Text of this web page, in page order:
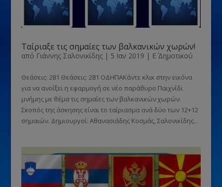
Ταίριαξε τις σημαίες των βαλκανικών χωρών!
από Γιάννης Σαλονικίδης| 5 Ιαν 2019 | Ε΄ Δημοτικού
Θεάσεις: 281 Θεάσεις: 281 ΟΔΗΓΙΑΚάντε κλικ στην εικόνα
για να ανοίξει η εφαρμογή σε νέο παράθυρο Παιχνίδι
μνήμης με θέμα τις σημαίες των βαλκανικών χωρών.
Σκοπός της άσκησης είναι το ταίριασμα ανά δύο των 12+12
σημαιών. Δημιουργoί: Αθανασιάδης Κοσμάς, Σαλονικίδης...